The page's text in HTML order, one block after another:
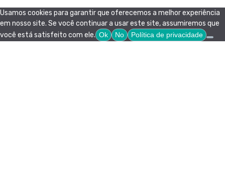
Usamos cookies para garantir que oferecemos a melhor experiência
em nosso site. Se você continuar a usar este site, assumiremos que
você está satisfeito com ele. Ok No Política de privacidade